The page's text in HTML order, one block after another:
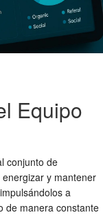
Equipo
conjunto de
y mantener
a
de manera constante